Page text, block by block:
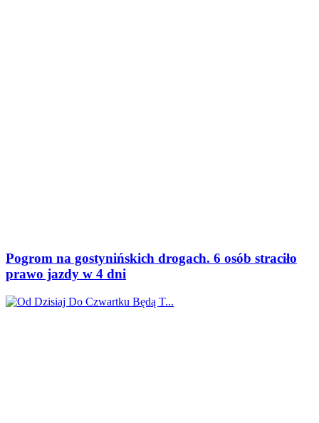
Pogrom na gostynińskich drogach. 6 osób straciło
prawo jazdy w 4 dni